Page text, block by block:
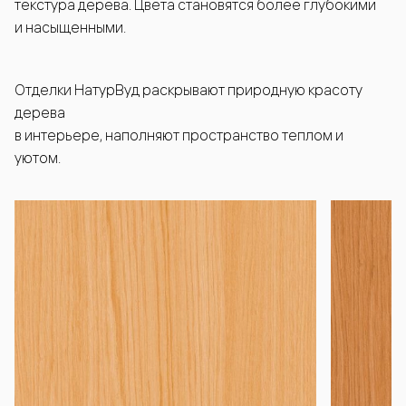
текстура дерева. Цвета становятся более глубокими
и насыщенными.
Отделки НатурВуд раскрывают природную красоту
дерева
в интерьере, наполняют пространство теплом и
уютом.